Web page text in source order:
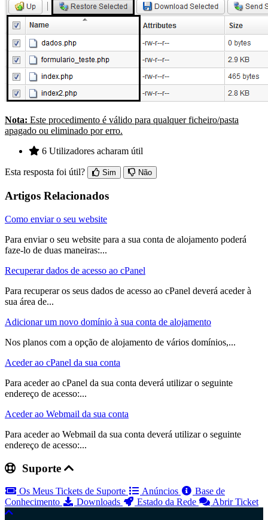
Nota: Este procedimento é válido para qualquer ficheiro/pasta
apagado ou eliminado por erro.
6 Utilizadores acharam útil
Esta resposta foi útil? Sim Não
Artigos Relacionados
Como enviar o seu website
Para enviar o seu website para a sua conta de alojamento poderá
faze-lo de duas maneiras:...
Recuperar dados de acesso ao cPanel
Para recuperar os seus dados de acesso ao cPanel deverá aceder à
sua área de...
Adicionar um novo domínio à sua conta de alojamento
Nos planos com a opção de alojamento de vários domínios,...
Aceder ao cPanel da sua conta
Para aceder ao cPanel da sua conta deverá utilizar o seguinte
endereço de acesso:...
Aceder ao Webmail da sua conta
Para aceder ao Webmail da sua conta deverá utilizar o seguinte
endereço de acesso:...
Suporte
Os Meus Tickets de Suporte Anúncios
Base de
Conhecimento
Downloads Estado da Rede Abrir Ticket